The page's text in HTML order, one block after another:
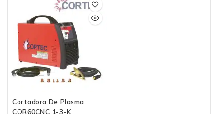
Cortadora De Plasma
COR60CNC 1-3-K